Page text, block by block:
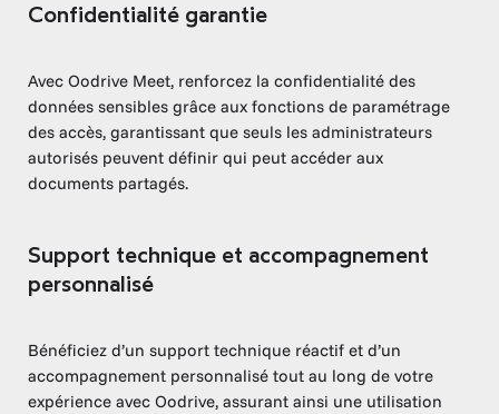
Confidentialité garantie
Avec Oodrive Meet, renforcez la confidentialité des
données sensibles grâce aux fonctions de paramétrage
des accès, garantissant que seuls les administrateurs
autorisés peuvent définir qui peut accéder aux
documents partagés.
Support technique et accompagnement
personnalisé
Bénéficiez d’un support technique réactif et d’un
accompagnement personnalisé tout au long de votre
expérience avec Oodrive, assurant ainsi une utilisation